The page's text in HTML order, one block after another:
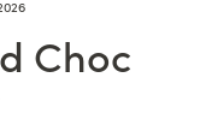
Choc